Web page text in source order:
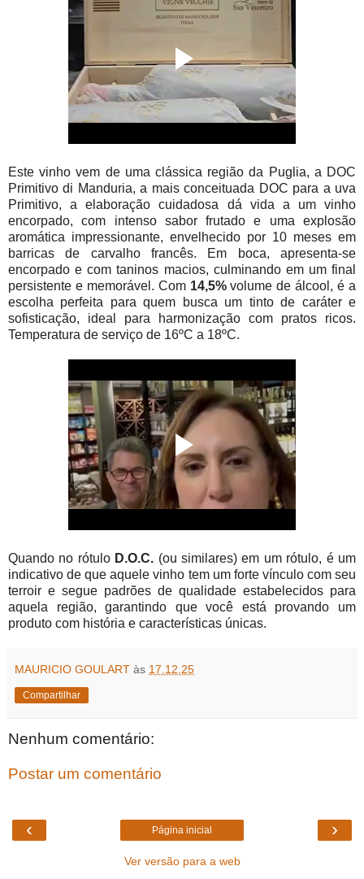
Este vinho vem de uma clássica região da Puglia, a DOC
Primitivo di Manduria, a mais conceituada DOC para a uva
Primitivo, a elaboração cuidadosa dá vida a um vinho
encorpado, com intenso sabor frutado e uma explosão
aromática impressionante, envelhecido por 10 meses em
barricas de carvalho francês. Em boca, apresenta-se
encorpado e com taninos macios, culminando em um final
persistente e memorável. Com 14,5%volume de álcool, é a
escolha perfeita para quem busca um tinto de caráter e
sofisticação, ideal para harmonização com pratos ricos.
Temperatura de serviço de 16ºC a 18ºC.
Quando no rótulo D.O.C. (ou similares) em um rótulo, é um
indicativo de que aquele vinho tem um forte vínculo com seu
terroir e segue padrões de qualidade estabelecidos para
aquela região, garantindo que você está provando um
produto com história e características únicas.
MAURICIO GOULART às 17.12.25
Compartilhar
Nenhum comentário:
Postar um comentário
‹ ›
Página inicial
Ver versão para a web